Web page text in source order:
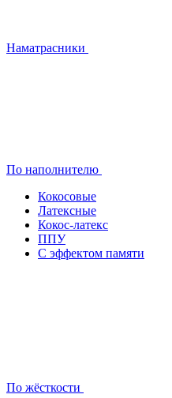
Наматрасники
По наполнителю
Кокосовые
Латексные
Кокос-латекс
ППУ
С эффектом памяти
По жёсткости